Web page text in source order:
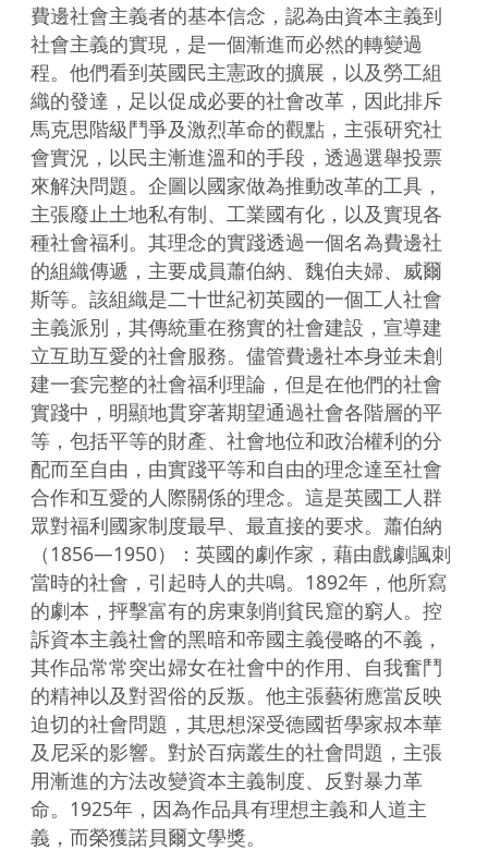
費邊社會主義者的基本信念，認為由資本主義到
社會主義的實現，是一個漸進而必然的轉變過
程。他們看到英國民主憲政的擴展，以及勞工組
織的發達，足以促成必要的社會改革，因此排斥
馬克思階級鬥爭及激烈革命的觀點，主張研究社
會實況，以民主漸進溫和的手段，透過選舉投票
來解決問題。企圖以國家做為推動改革的工具，
主張廢止土地私有制、工業國有化，以及實現各
種社會福利。其理念的實踐透過一個名為費邊社
的組織傳遞，主要成員蕭伯納、魏伯夫婦、威爾
斯等。該組織是二十世紀初英國的一個工人社會
主義派別，其傳統重在務實的社會建設，宣導建
立互助互愛的社會服務。儘管費邊社本身並未創
建一套完整的社會福利理論，但是在他們的社會
實踐中，明顯地貫穿著期望通過社會各階層的平
等，包括平等的財產、社會地位和政治權利的分
配而至自由，由實踐平等和自由的理念達至社會
合作和互愛的人際關係的理念。這是英國工人群
眾對福利國家制度最早、最直接的要求。蕭伯納
（1856—1950）：英國的劇作家，藉由戲劇諷刺
當時的社會，引起時人的共鳴。1892年，他所寫
的劇本，抨擊富有的房東剝削貧民窟的窮人。控
訴資本主義社會的黑暗和帝國主義侵略的不義，
其作品常常突出婦女在社會中的作用、自我奮鬥
的精神以及對習俗的反叛。他主張藝術應當反映
迫切的社會問題，其思想深受德國哲學家叔本華
及尼采的影響。對於百病叢生的社會問題，主張
用漸進的方法改變資本主義制度、反對暴力革
命。1925年，因為作品具有理想主義和人道主
義，而榮獲諾貝爾文學獎。